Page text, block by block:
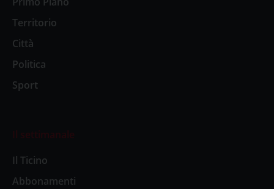
Territorio
Città
Politica
Sport
Il settimanale
Il Ticino
Abbonamenti